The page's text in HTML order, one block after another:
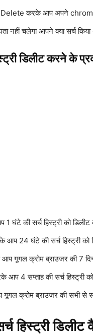
करके आप अपने chrome
नहीं चलेगा आपने क्या सर्च किया
डिलीट करने के
की सर्च हिस्ट्री को
24 घंटे की सर्च हिस्ट्री को
क्रोम ब्राउजर की 7 दिन
4 सप्ताह की सर्च हिस्ट्री
क्रोम ब्राउजर की सभी से
हिस्ट्री